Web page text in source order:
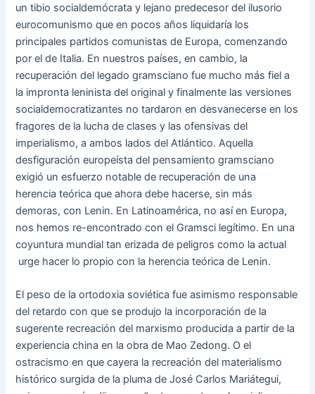
un tibio socialdemócrata y lejano predecesor del ilusorio
eurocomunismo que en pocos años liquidaría los
principales partidos comunistas de Europa, comenzando
por el de Italia. En nuestros países, en cambio, la
recuperación del legado gramsciano fue mucho más fiel a
la impronta leninista del original y finalmente las versiones
socialdemocratizantes no tardaron en desvanecerse en los
fragores de la lucha de clases y las ofensivas del
imperialismo, a ambos lados del Atlántico. Aquella
desfiguración europeísta del pensamiento gramsciano
exigió un esfuerzo notable de recuperación de una
herencia teórica que ahora debe hacerse, sin más
demoras, con Lenin. En Latinoamérica, no así en Europa,
nos hemos re-encontrado con el Gramsci legítimo. En una
coyuntura mundial tan erizada de peligros como la actual
urge hacer lo propio con la herencia teórica de Lenin.
El peso de la ortodoxia soviética fue asimismo responsable
del retardo con que se produjo la incorporación de la
sugerente recreación del marxismo producida a partir de la
experiencia china en la obra de Mao Zedong. O el
ostracismo en que cayera la recreación del materialismo
histórico surgida de la pluma de José Carlos Mariátegui,